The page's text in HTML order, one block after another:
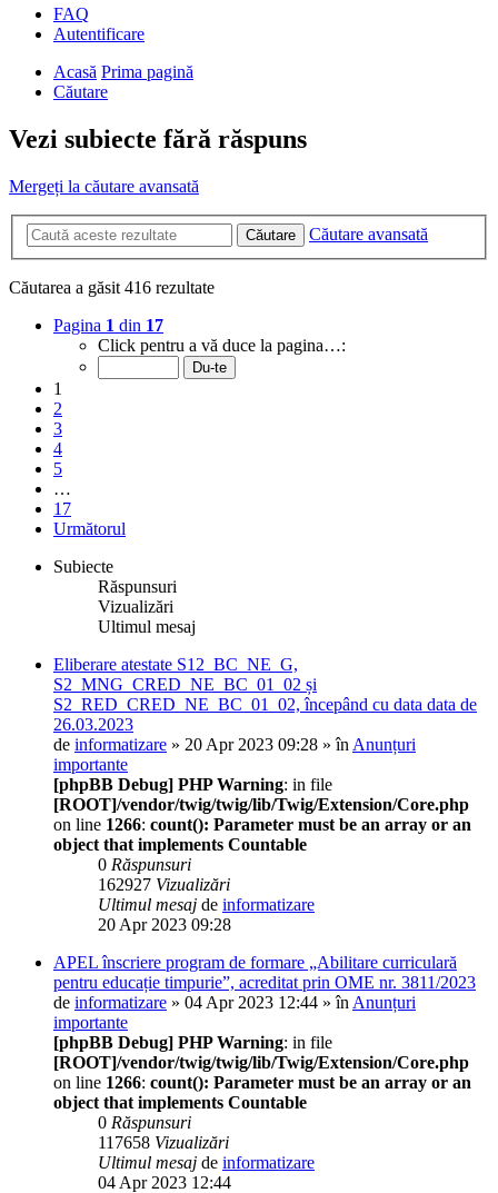
FAQ
Autentificare
Acasă Prima pagină
Căutare
Vezi subiecte fără răspuns
Mergeți la căutare avansată
Căutare Căutare avansată
Căutarea a găsit 416 rezultate
Pagina 1 din 17
Click pentru a vă duce la pagina…:
1
2
3
4
5
…
17
Următorul
Subiecte
Răspunsuri
Vizualizări
Ultimul mesaj
Eliberare atestate S12_BC_NE_G,
S2_MNG_CRED_NE_BC_01_02 și
S2_RED_CRED_NE_BC_01_02, începând cu data data de
26.03.2023
de informatizare » 20 Apr 2023 09:28 » în Anunțuri
importante
[phpBB Debug] PHP Warning: in file
[ROOT]/vendor/twig/twig/lib/Twig/Extension/Core.php
on line 1266: count(): Parameter must be an array or an
object that implements Countable
0 Răspunsuri
162927 Vizualizări
Ultimul mesaj de informatizare
20 Apr 2023 09:28
APEL înscriere program de formare „Abilitare curriculară
pentru educație timpurie”, acreditat prin OME nr. 3811/2023
de informatizare » 04 Apr 2023 12:44 » în Anunțuri
importante
[phpBB Debug] PHP Warning: in file
[ROOT]/vendor/twig/twig/lib/Twig/Extension/Core.php
on line 1266: count(): Parameter must be an array or an
object that implements Countable
0 Răspunsuri
117658 Vizualizări
Ultimul mesaj de informatizare
04 Apr 2023 12:44